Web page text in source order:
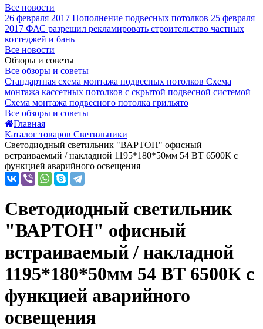
Все новости
26 февраля 2017 Пополнение подвесных потолков 25 февраля
2017 ФАС разрешил рекламировать строительство частных
коттеджей и бань
Все новости
Обзоры и советы
Все обзоры и советы
Стандартная схема монтажа подвесных потолков Схема
монтажа кассетных потолков с скрытой подвесной системой
Схема монтажа подвесного потолка грильято
Все обзоры и советы
Главная
Каталог товаров Светильники
Светодиодный светильник "ВАРТОН" офисный
встраиваемый / накладной 1195*180*50мм 54 ВТ 6500К с
функцией аварийного освещения
Светодиодный светильник
"ВАРТОН" офисный
встраиваемый / накладной
1195*180*50мм 54 ВТ 6500К с
функцией аварийного
освещения